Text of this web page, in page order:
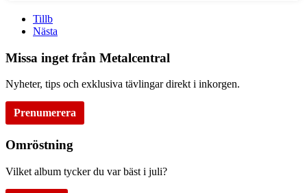
Tillb
Nästa
Missa inget från Metalcentral
Nyheter, tips och exklusiva tävlingar direkt i inkorgen.
Prenumerera
Omröstning
Vilket album tycker du var bäst i juli?